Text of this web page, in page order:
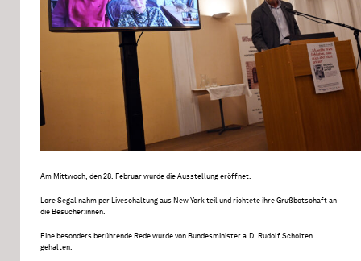
Am Mittwoch, den 28. Februar wurde die Ausstellung eröffnet.
Lore Segal nahm per Liveschaltung aus New York teil und richtete ihre Grußbotschaft an
die Besucher:innen.
Eine besonders berührende Rede wurde von Bundesminister a.D. Rudolf Scholten
gehalten.